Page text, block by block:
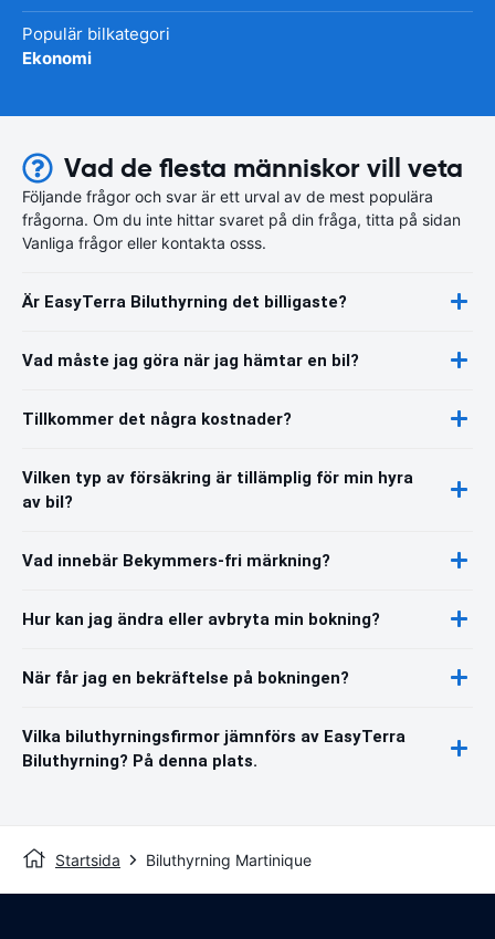
Populär bilkategori
Ekonomi
Vad de flesta människor vill veta
Följande frågor och svar är ett urval av de mest populära
frågorna. Om du inte hittar svaret på din fråga, titta på sidan
Vanliga frågor eller kontakta osss.
Är EasyTerra Biluthyrning det billigaste?
Vad måste jag göra när jag hämtar en bil?
Tillkommer det några kostnader?
Vilken typ av försäkring är tillämplig för min hyra
av bil?
Vad innebär Bekymmers-fri märkning?
Hur kan jag ändra eller avbryta min bokning?
När får jag en bekräftelse på bokningen?
Vilka biluthyrningsfirmor jämnförs av EasyTerra
Biluthyrning? På denna plats.
Startsida Biluthyrning Martinique